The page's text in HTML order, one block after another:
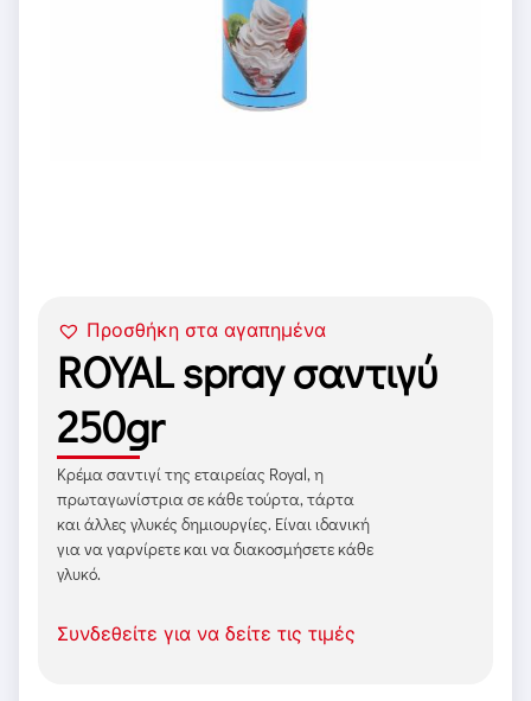
Προσθήκη στα αγαπημένα
ROYAL spray σαντιγύ
250gr
Κρέμα σαντιγί της εταιρείας Royal, η
πρωταγωνίστρια σε κάθε τούρτα, τάρτα
και άλλες γλυκές δημιουργίες. Είναι ιδανική
για να γαρνίρετε και να διακοσμήσετε κάθε
γλυκό.
Συνδεθείτε για να δείτε τις τιμές